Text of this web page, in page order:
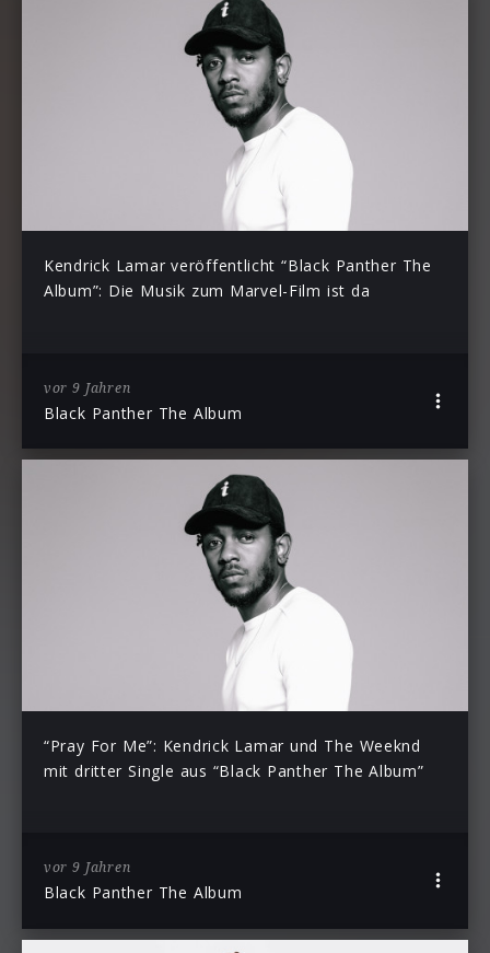
Kendrick Lamar veröffentlicht “Black Panther The
Album”: Die Musik zum Marvel-Film ist da
vor 9 Jahren
Black Panther The Album
“Pray For Me”: Kendrick Lamar und The Weeknd
mit dritter Single aus “Black Panther The Album”
vor 9 Jahren
Black Panther The Album